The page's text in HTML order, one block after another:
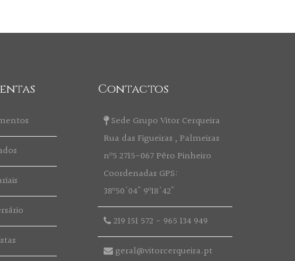
Contactos
Sede Grupo Vitor Cerqueira
Rua das Figueiras , Palmeiras
nº5 2715-067 Pêro Pinheiro
Coordenadas GPS:
38º50'04" 9º18'42"
219 151 572 - 965 134 949
geral@vitorcerqueira.pt